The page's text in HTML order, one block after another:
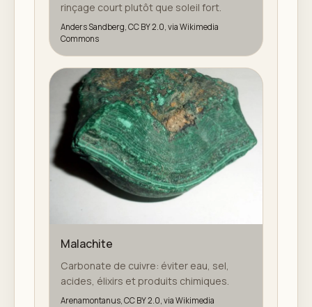
rinçage court plutôt que soleil fort.
Anders Sandberg, CC BY 2.0, via Wikimedia
Commons
Malachite
Carbonate de cuivre: éviter eau, sel,
acides, élixirs et produits chimiques.
Arenamontanus, CC BY 2.0, via Wikimedia